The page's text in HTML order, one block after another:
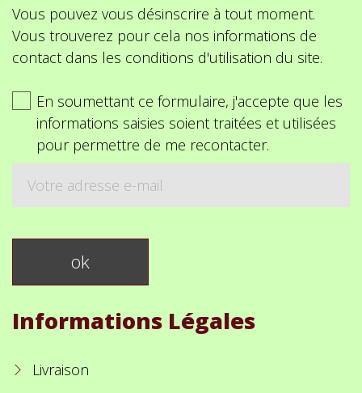
Vous pouvez vous désinscrire à tout moment.
Vous trouverez pour cela nos informations de
contact dans les conditions d'utilisation du site.
En soumettant ce formulaire, j'accepte que les
informations saisies soient traitées et utilisées
pour permettre de me recontacter.
Informations Légales
Livraison